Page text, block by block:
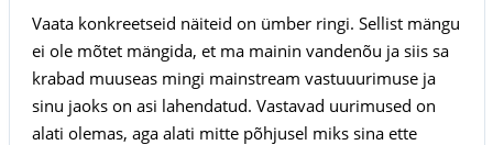
Vaata konkreetseid näiteid on ümber ringi. Sellist mängu
ei ole mõtet mängida, et ma mainin vandenõu ja siis sa
krabad muuseas mingi mainstream vastuuurimuse ja
sinu jaoks on asi lahendatud. Vastavad uurimused on
alati olemas, aga alati mitte põhjusel miks sina ette